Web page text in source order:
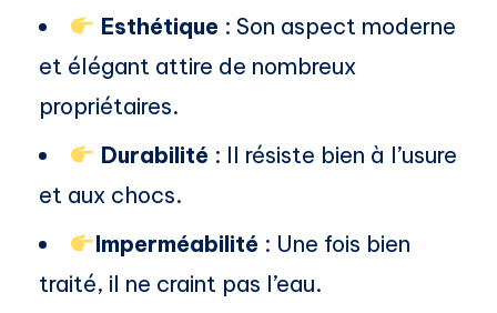
Esthétique : Son aspect moderne
et élégant attire de nombreux
propriétaires.
Durabilité : Il résiste bien à l’usure
et aux chocs.
Imperméabilité : Une fois bien
traité, il ne craint pas l’eau.